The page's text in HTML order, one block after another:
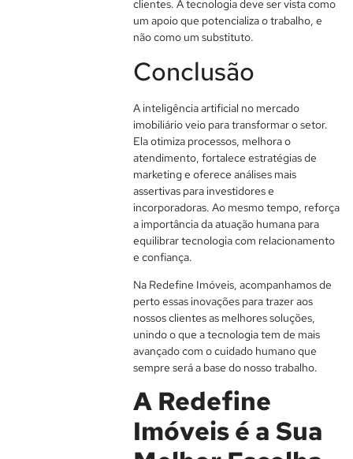
clientes. A tecnologia deve ser vista como
um apoio que potencializa o trabalho, e
não como um substituto.
Conclusão
A inteligência artificial no mercado
imobiliário veio para transformar o setor.
Ela otimiza processos, melhora o
atendimento, fortalece estratégias de
marketing e oferece análises mais
assertivas para investidores e
incorporadoras. Ao mesmo tempo, reforça
a importância da atuação humana para
equilibrar tecnologia com relacionamento
e confiança.
Na Redefine Imóveis, acompanhamos de
perto essas inovações para trazer aos
nossos clientes as melhores soluções,
unindo o que a tecnologia tem de mais
avançado com o cuidado humano que
sempre será a base do nosso trabalho.
A Redefine
Imóveis é a Sua